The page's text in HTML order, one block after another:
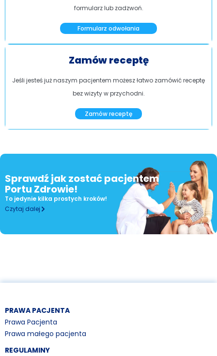
formularz lub zadzwoń.
Formularz odwołania
Zamów receptę
Jeśli jesteś już naszym pacjentem możesz łatwo zamówić receptę
bez wizyty w przychodni.
Zamów receptę
Sprawdź jak zostać pacjentem
Portu Zdrowie!
To jedynie kilka prostych kroków!
Czytaj dalej
PRAWA PACJENTA
Prawa Pacjenta
Prawa małego pacjenta
REGULAMINY